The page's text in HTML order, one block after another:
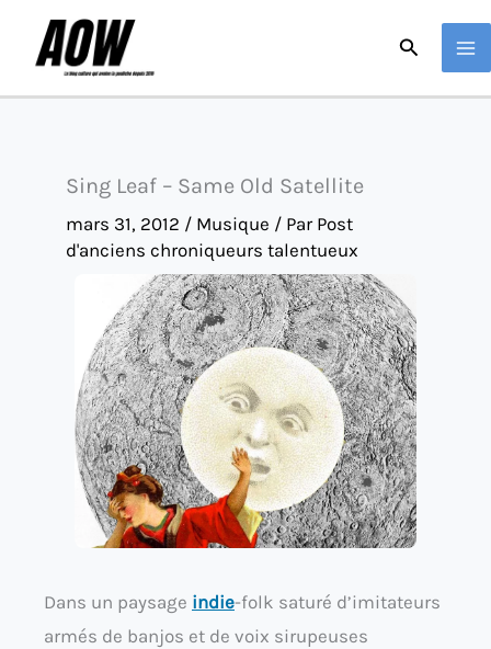
Sing Leaf – Same Old Satellite
mars 31, 2012 / Musique / Par Post
d'anciens chroniqueurs talentueux
Dans un paysage indie-folk saturé d’imitateurs
armés de banjos et de voix sirupeuses